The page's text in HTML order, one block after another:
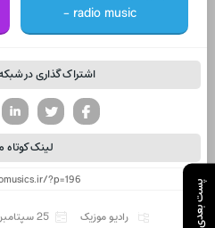
پست بعدی
- radio music
اشتراک گذاری در
تویتر
لینک
رادیو موزیک 25 سپتامبر 2025